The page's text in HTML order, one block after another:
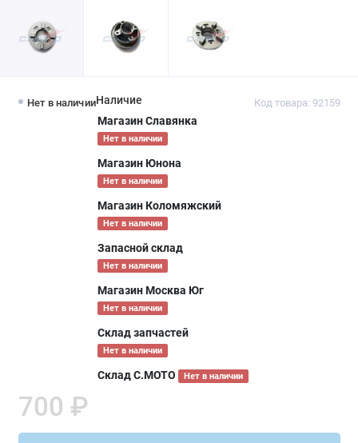
Нет в наличии Код товара: 92159
Наличие
Магазин Славянка
Нет в наличии
Магазин Юнона
Нет в наличии
Магазин Коломяжский
Нет в наличии
Запасной склад
Нет в наличии
Магазин Москва Юг
Нет в наличии
Склад запчастей
Нет в наличии
Склад С.МОТО Нет в наличии
700 ₽